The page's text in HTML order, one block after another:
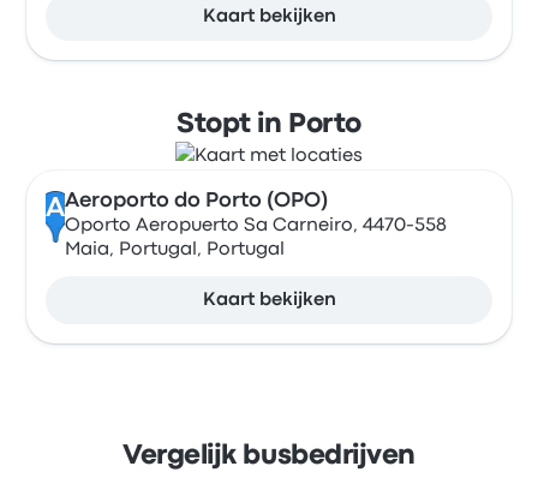
Kaart bekijken
Stopt in Porto
AAeroporto do Porto (OPO)
Oporto Aeropuerto Sa Carneiro, 4470-558
Maia, Portugal, Portugal
Kaart bekijken
Vergelijk busbedrijven